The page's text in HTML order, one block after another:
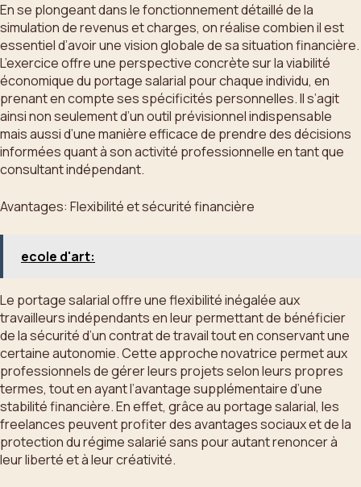
En se plongeant dans le fonctionnement détaillé de la
simulation de revenus et charges, on réalise combien il est
essentiel d’avoir une vision globale de sa situation financière.
L’exercice offre une perspective concrète sur la viabilité
économique du portage salarial pour chaque individu, en
prenant en compte ses spécificités personnelles. Il s’agit
ainsi non seulement d’un outil prévisionnel indispensable
mais aussi d’une manière efficace de prendre des décisions
informées quant à son activité professionnelle en tant que
consultant indépendant.
Avantages: Flexibilité et sécurité financière
ecole d'art:
Le portage salarial offre une flexibilité inégalée aux
travailleurs indépendants en leur permettant de bénéficier
de la sécurité d’un contrat de travail tout en conservant une
certaine autonomie. Cette approche novatrice permet aux
professionnels de gérer leurs projets selon leurs propres
termes, tout en ayant l’avantage supplémentaire d’une
stabilité financière. En effet, grâce au portage salarial, les
freelances peuvent profiter des avantages sociaux et de la
protection du régime salarié sans pour autant renoncer à
leur liberté et à leur créativité.